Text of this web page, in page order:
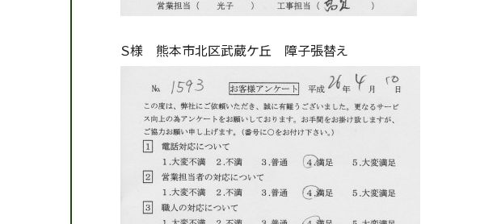
Ｓ様 熊本市北区武蔵ケ丘 障子張替え